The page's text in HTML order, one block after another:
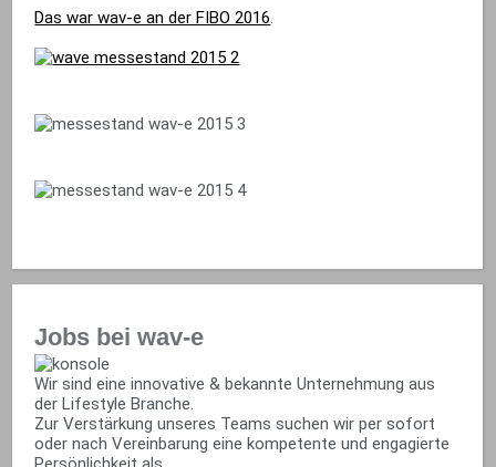
Das war wav-e an der FIBO 2016.
Jobs bei wav-e
Wir sind eine innovative & bekannte Unternehmung aus
der Lifestyle Branche.
Zur Verstärkung unseres Teams suchen wir per sofort
oder nach Vereinbarung eine kompetente und engagierte